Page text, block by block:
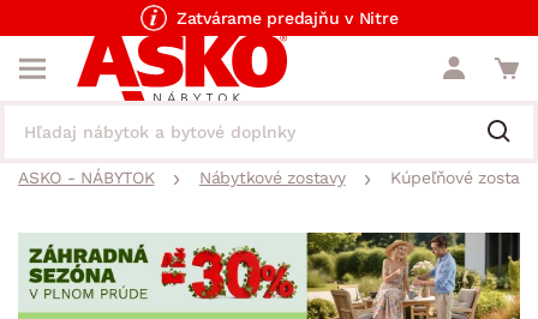
Zatvárame predajňu v Nitre
ASKO - NÁBYTOK Nábytkové zostavy Kúpeľňové zostavy